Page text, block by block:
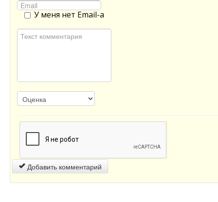
У меня нет Email-а
Добавить комментарий